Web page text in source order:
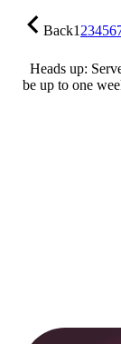
Back123456
Heads up:
be up to one